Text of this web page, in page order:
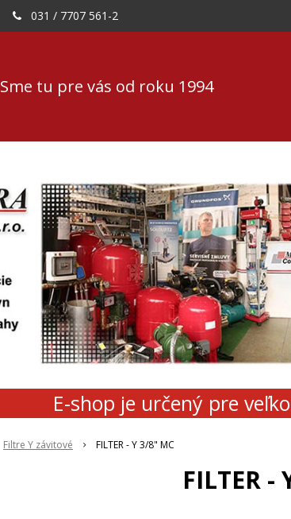
Sme tu pre vás od roku 1994
031 / 7707 561-2
E-shop je určený pre
Filtre Y závitové FILTER - Y 3/8" MC
FILTER -